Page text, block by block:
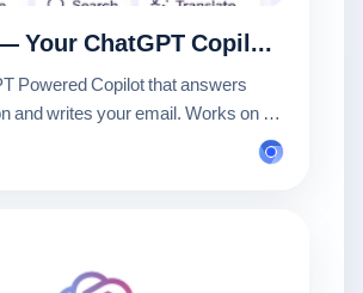
Monica — Your ChatGPT Copilot in Chrome
Powered Copilot that answers
and writes your email. Works on all